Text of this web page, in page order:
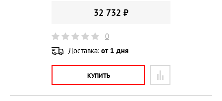
32 732 ₽
0
Доставка: от 1 дня
КУПИТЬ